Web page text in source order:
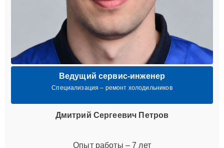
Ведущий сервис-инженер
Специализация – ремонт холодильников
Дмитрий Сергеевич Петров
Опыт работы – 7 лет